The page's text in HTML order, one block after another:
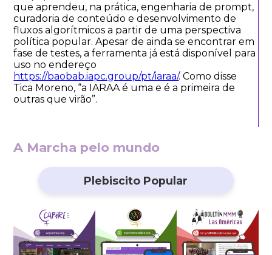
que aprendeu, na prática, engenharia de prompt,
curadoria de conteúdo e desenvolvimento de
fluxos algorítmicos a partir de uma perspectiva
política popular. Apesar de ainda se encontrar em
fase de testes, a ferramenta já está disponível para
uso no endereço
https://baobab.iapc.group/pt/iaraa/. Como disse
Tica Moreno, “a IARAA é uma e é a primeira de
outras que virão”.
A Marcha pelo mundo
Plebiscito Popular